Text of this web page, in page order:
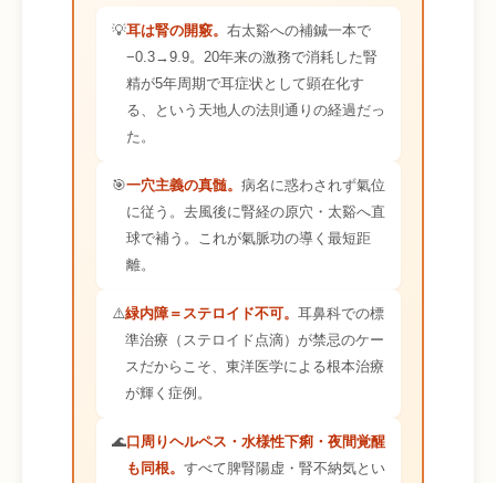
💡耳は腎の開竅。 右太谿への補鍼一本で
−0.3→9.9。20年来の激務で消耗した腎
精が5年周期で耳症状として顕在化す
る、という天地人の法則通りの経過だっ
た。
🎯一穴主義の真髄。 病名に惑わされず氣位
に従う。去風後に腎経の原穴・太谿へ直
球で補う。これが氣脈功の導く最短距
離。
⚠️緑内障＝ステロイド不可。 耳鼻科での標
準治療（ステロイド点滴）が禁忌のケー
スだからこそ、東洋医学による根本治療
が輝く症例。
🌊口周りヘルペス・水様性下痢・夜間覚醒
も同根。 すべて脾腎陽虚・腎不納気とい